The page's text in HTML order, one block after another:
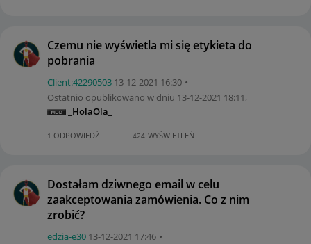
Czemu nie wyświetla mi się etykieta do
pobrania
Client:42290503 ‎13-12-2021 16:30
Ostatnio opublikowano w dniu ‎13-12-2021 18:11,
_HolaOla_
1 ODPOWIEDŹ 424 WYŚWIETLEŃ
Dostałam dziwnego email w celu
zaakceptowania zamówienia. Co z nim
zrobić?
edzia-e30 ‎13-12-2021 17:46